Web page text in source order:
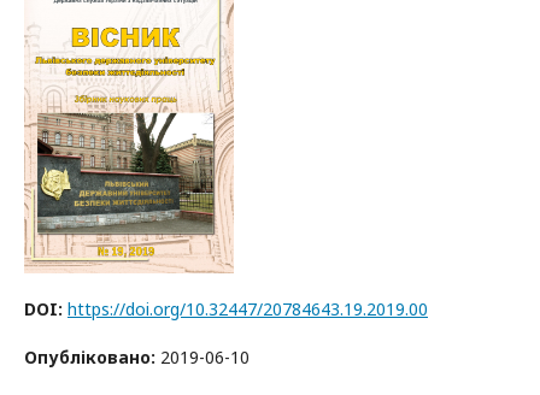
DOI: https://doi.org/10.32447/20784643.19.2019.00
Опубліковано: 2019-06-10